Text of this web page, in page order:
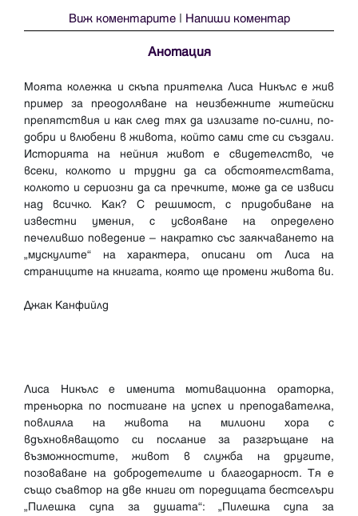
Виж коментарите | Напиши коментар
Анотация
Моята колежка и скъпа приятелка Лиса Никълс е жив
пример за преодоляване на неизбежните житейски
препятствия и как след тях да излизате по-силни, по-
добри и влюбени в живота, който сами сте си създали.
Историята на нейния живот е свидетелство, че
всеки, колкото и трудни да са обстоятелствата,
колкото и сериозни да са пречките, може да се извиси
над всичко. Как? С решимост, с придобиване на
известни умения, с усвояване на определено
печелившо поведение – накратко със заякчаването на
„мускулите“ на характера, описани от Лиса на
страниците на книгата, която ще промени живота ви.
Джак Канфийлд
Лиса Никълс е именита мотивационна ораторка,
треньорка по постигане на успех и преподавателка,
повлияла на живота на милиони хора с
вдъхновяващото си послание за разгръщане на
възможностите, живот в служба на другите,
позоваване на добродетелите и благодарност. Тя е
също съавтор на две книги от поредицата бестселъри
„Пилешка супа за душата“: „Пилешка супа за